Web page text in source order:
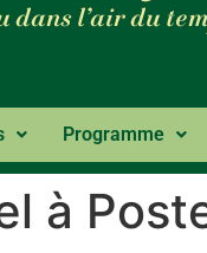
Programme
à